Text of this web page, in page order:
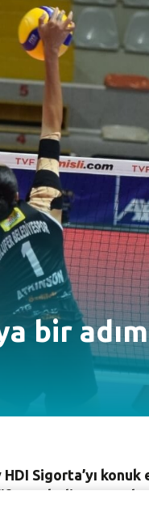
bir
Sigorta’yı
Belediyespor,